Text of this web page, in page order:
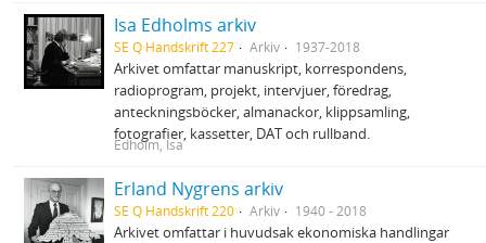
Isa Edholms arkiv
SE Q Handskrift 227 Arkiv 1937-2018
Arkivet omfattar manuskript, korrespondens,
radioprogram, projekt, intervjuer, föredrag,
anteckningsböcker, almanackor, klippsamling,
fotografier, kassetter, DAT och rullband.
Edholm, Isa
Erland Nygrens arkiv
SE Q Handskrift 220 Arkiv 1940 - 2018
Arkivet omfattar i huvudsak ekonomiska handlingar